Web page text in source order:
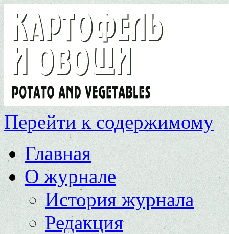
Перейти к содержимому
Главная
О журнале
История журнала
Редакция